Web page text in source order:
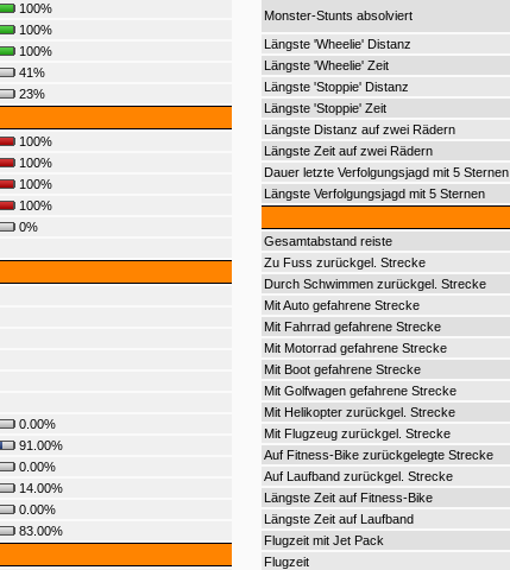
100%
100%
100%
41%
23%
100%
100%
100%
100%
0%
0.00%
91.00%
0.00%
14.00%
0.00%
83.00%
Monster-Stunts absolviert
Längste 'Wheelie' Distanz
Längste 'Wheelie' Zeit
Längste 'Stoppie' Distanz
Längste 'Stoppie' Zeit
Längste Distanz auf zwei Rädern
Längste Zeit auf zwei Rädern
Dauer letzte Verfolgungsjagd mit 5 Sternen
Längste Verfolgungsjagd mit 5 Sternen
Gesamtabstand reiste
Zu Fuss zurückgel. Strecke
Durch Schwimmen zurückgel. Strecke
Mit Auto gefahrene Strecke
Mit Fahrrad gefahrene Strecke
Mit Motorrad gefahrene Strecke
Mit Boot gefahrene Strecke
Mit Golfwagen gefahrene Strecke
Mit Helikopter zurückgel. Strecke
Mit Flugzeug zurückgel. Strecke
Auf Fitness-Bike zurückgelegte Strecke
Auf Laufband zurückgel. Strecke
Längste Zeit auf Fitness-Bike
Längste Zeit auf Laufband
Flugzeit mit Jet Pack
Flugzeit